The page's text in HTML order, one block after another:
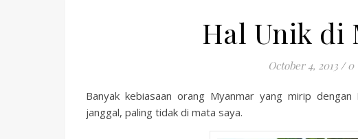
Hal Unik di
October 4, 2013 / 0
Banyak kebiasaan orang Myanmar yang mirip
janggal, paling tidak di mata saya.